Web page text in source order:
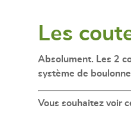
Les
Absolument. Les 2
système de
Vous souhaitez voir